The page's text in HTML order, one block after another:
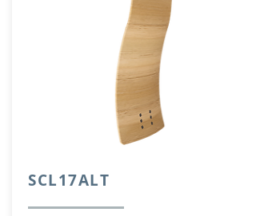
SCL17ALT